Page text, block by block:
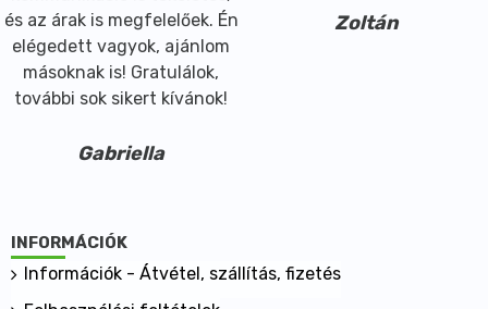
és az árak is megfelelőek. Én
elégedett vagyok, ajánlom
másoknak is! Gratulálok,
további sok sikert kívánok!
Gabriella
Zoltán
INFORMÁCIÓK
Információk - Átvétel, szállítás, fizetés